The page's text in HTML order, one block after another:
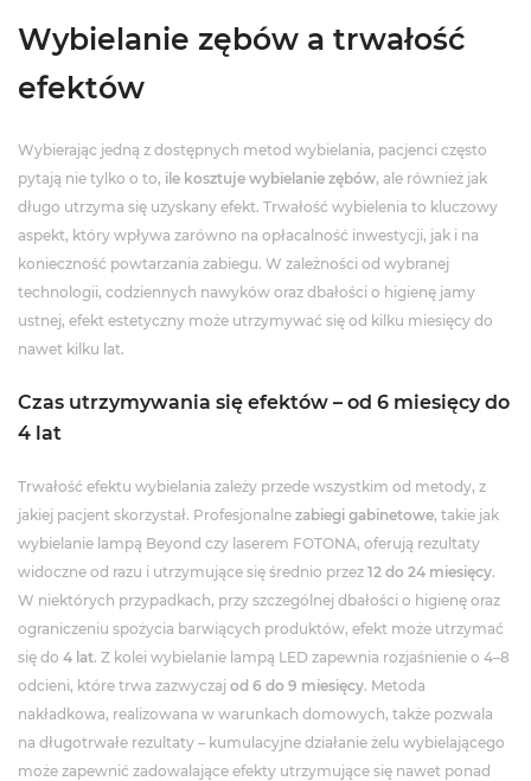
Wybielanie zębów a trwałość
efektów
Wybierając jedną z dostępnych metod wybielania, pacjenci często
pytają nie tylko o to, ile kosztuje wybielanie zębów, ale również jak
długo utrzyma się uzyskany efekt. Trwałość wybielenia to kluczowy
aspekt, który wpływa zarówno na opłacalność inwestycji, jak i na
konieczność powtarzania zabiegu. W zależności od wybranej
technologii, codziennych nawyków oraz dbałości o higienę jamy
ustnej, efekt estetyczny może utrzymywać się od kilku miesięcy do
nawet kilku lat.
Czas utrzymywania się efektów – od 6 miesięcy do
4 lat
Trwałość efektu wybielania zależy przede wszystkim od metody, z
jakiej pacjent skorzystał. Profesjonalne zabiegi gabinetowe, takie jak
wybielanie lampą Beyond czy laserem FOTONA, oferują rezultaty
widoczne od razu i utrzymujące się średnio przez 12 do 24 miesięcy.
W niektórych przypadkach, przy szczególnej dbałości o higienę oraz
ograniczeniu spożycia barwiących produktów, efekt może utrzymać
się do 4 lat. Z kolei wybielanie lampą LED zapewnia rozjaśnienie o 4–8
odcieni, które trwa zazwyczaj od 6 do 9 miesięcy. Metoda
nakładkowa, realizowana w warunkach domowych, także pozwala
na długotrwałe rezultaty – kumulacyjne działanie żelu wybielającego
może zapewnić zadowalające efekty utrzymujące się nawet ponad